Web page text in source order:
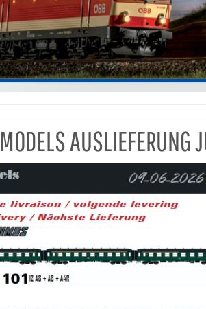
AUSLIEFERUNG